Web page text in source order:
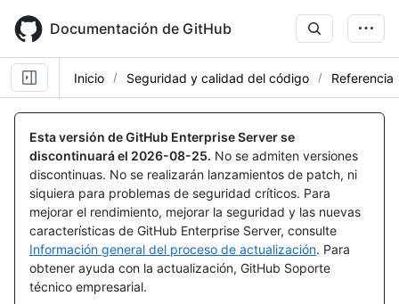
main
content
Documentación de GitHub
Inicio Seguridad y calidad del código Referencia
Esta versión de GitHub Enterprise Server se
discontinuará el 2026-08-25. No se admiten versiones
discontinuas. No se realizarán lanzamientos de patch, ni
siquiera para problemas de seguridad críticos. Para
mejorar el rendimiento, mejorar la seguridad y las nuevas
características de GitHub Enterprise Server, consulte
Información general del proceso de actualización. Para
obtener ayuda con la actualización, GitHub Soporte
técnico empresarial.